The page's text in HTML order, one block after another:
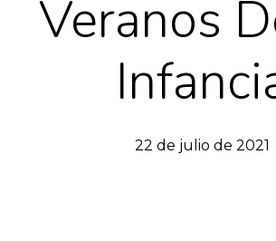
Veranos
22 de julio de 2021